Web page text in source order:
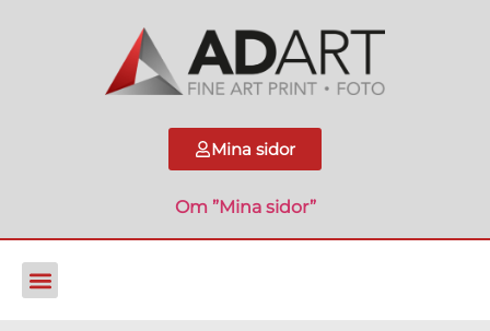
Mina sidor
Om ”Mina sidor”